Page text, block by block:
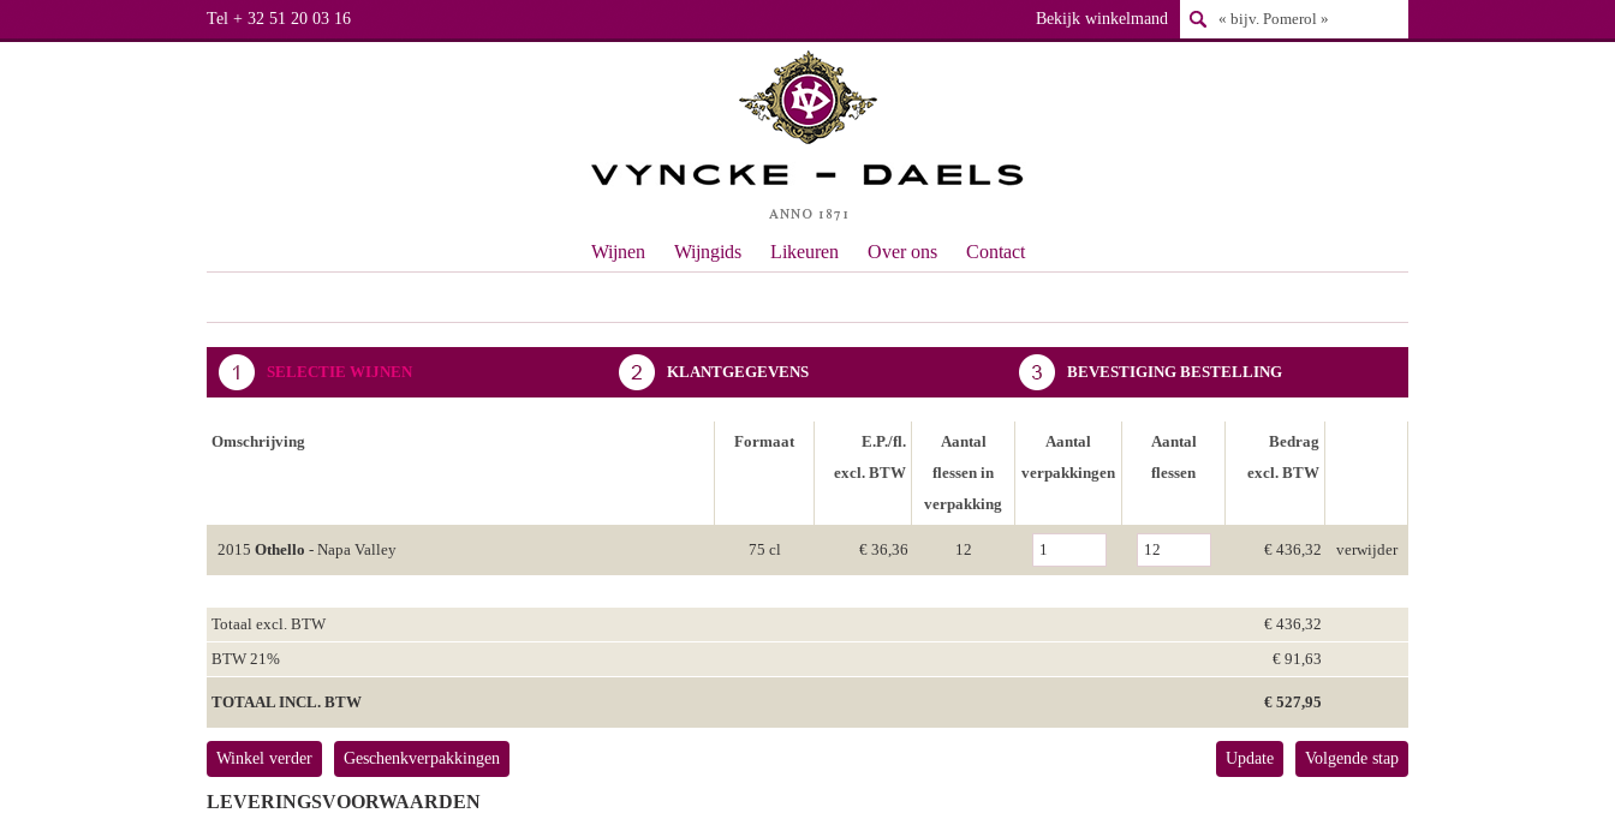
Tel + 32 51 20 03 16 Bekijk winkelmand
Wijnen Wijngids Likeuren Over ons Contact
SELECTIE WIJNEN KLANTGEGEVENS BEVESTIGING BESTELLING
Omschrijving Formaat
E.P./fl.
excl. BTW
Aantal
flessen in
verpakking
Aantal
verpakkingen
Aantal
flessen
Bedrag
excl. BTW
2015 Othello - Napa Valley 75 cl € 36,36 12 € 436,32 verwijder
Totaal excl. BTW
€ 436,32
BTW 21%
€ 91,63
TOTAAL INCL. BTW € 527,95
Winkel verder Geschenkverpakkingen Volgende stap
Update
LEVERINGSVOORWAARDEN